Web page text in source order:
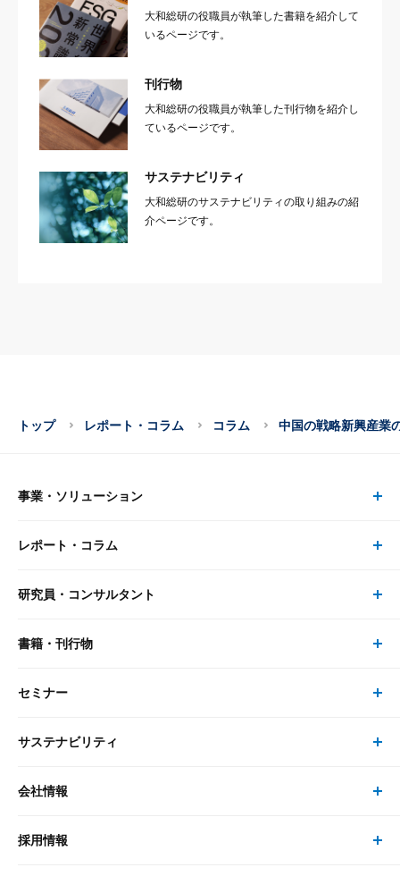
大和総研の役職員が執筆した書籍を紹介して
いるページです。
刊行物
大和総研の役職員が執筆した刊行物を紹介し
ているページです。
サステナビリティ
大和総研のサステナビリティの取り組みの紹
介ページです。
トップ レポート・コラム コラム 中国の戦略新興産業
事業・ソリューション
事業・ソリューション トップ
リサーチ
大和総研の強み
レポート・コラム
レポート・コラム トップ
最新のレポート・コラム
研究員・コンサルタント
研究員・コンサルタント トップ
研究員
書籍・刊行物
書籍・刊行物 トップ
書籍
セミナー
セミナー トップ
現在受付中のセミナー・イベント
サステナビリティ
サステナビリティの取り組み
次世代社会への貢献
会社情報
会社情報 トップ
採用情報